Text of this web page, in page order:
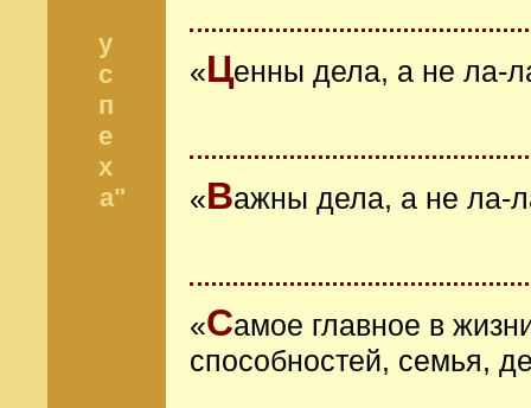
у
с
п
е
х
а"
«Ценны дела, а не ла-
«Важны дела, а не ла-
«Самое главное в
способностей, семья,